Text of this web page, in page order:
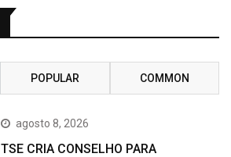
POPULAR COMMON
agosto 8, 2026
TSE CRIA CONSELHO PARA